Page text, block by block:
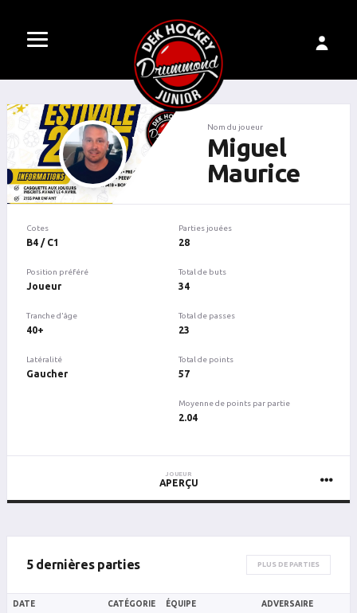
Nom du joueur
Miguel
Maurice
Cotes
B4 / C1
Position préféré
Joueur
Tranche d'âge
40+
Latéralité
Gaucher
Parties jouées
28
Total de buts
34
Total de passes
23
Total de points
57
Moyenne de points par partie
2.04
JOUEUR
APERÇU
5 dernières parties PLUS DE PARTIES
DATE CATÉGORIE ÉQUIPE ADVERSAIRE